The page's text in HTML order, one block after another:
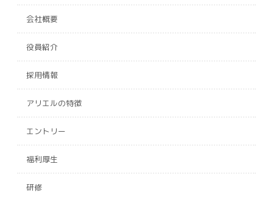
会社概要
役員紹介
採用情報
アリエルの特徴
エントリー
福利厚生
研修